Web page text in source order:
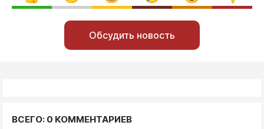
Обсудить новость
ВСЕГО: 0 КОММЕНТАРИЕВ